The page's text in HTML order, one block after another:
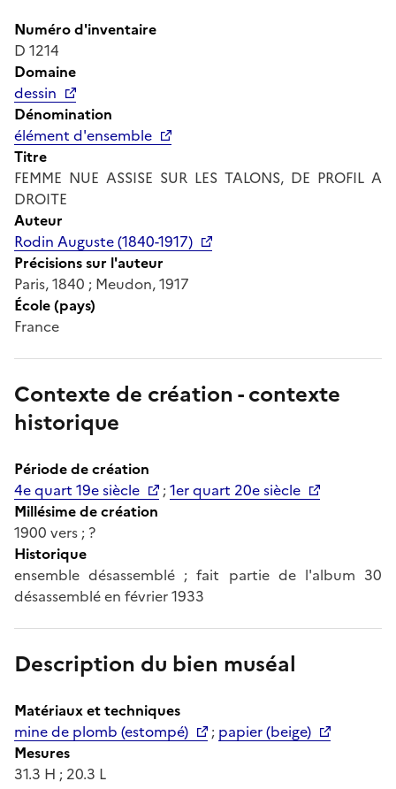
Numéro d'inventaire
D 1214
Domaine
dessin
Dénomination
élément d'ensemble
Titre
FEMME NUE ASSISE SUR LES TALONS, DE PROFIL A
DROITE
Auteur
Rodin Auguste (1840-1917)
Précisions sur l'auteur
Paris, 1840 ; Meudon, 1917
École (pays)
France
Contexte de création - contexte
historique
Période de création
4e quart 19e siècle
;1er quart 20e siècle
Millésime de création
1900 vers ; ?
Historique
ensemble désassemblé ; fait partie de l'album 30
désassemblé en février 1933
Description du bien muséal
Matériaux et techniques
mine de plomb (estompé)
; papier (beige)
Mesures
31.3 H ; 20.3 L